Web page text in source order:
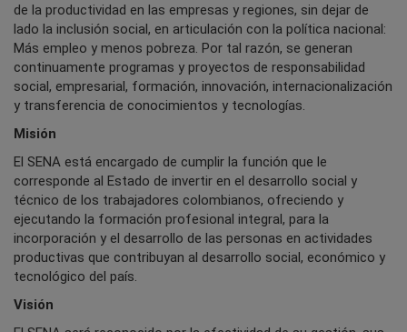
de la productividad en las empresas y regiones, sin dejar de
lado la inclusión social, en articulación con la política nacional:
Más empleo y menos pobreza. Por tal razón, se generan
continuamente programas y proyectos de responsabilidad
social, empresarial, formación, innovación, internacionalización
y transferencia de conocimientos y tecnologías.​
Misión
El SENA está encargado de cumplir la función que le
corresponde al Estado de invertir en el desarrollo social y
técnico de los trabajadores colombianos, ofreciendo y
ejecutando la formación profesional integral, para la
incorporación y el desarrollo de las personas en actividades
productivas que contribuyan al desarrollo social, económico y
tecnológico del país.​
​Visión